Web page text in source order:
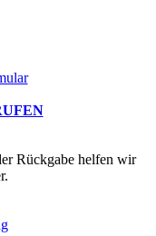
Rückgabe helfen wir